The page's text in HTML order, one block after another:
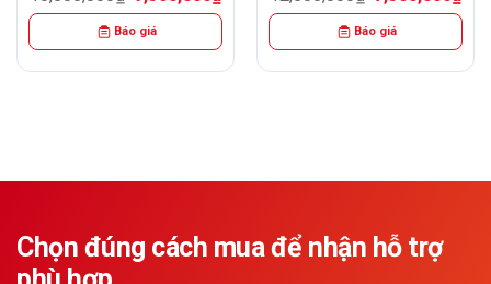
gốc
là:
13,500,000₫.
hiện
tại
9,500,000₫.
Báo giá
gốc
là:
12,500,000₫.
hiện
tại
Báo giá
Chọn đúng cách mua để nhận hỗ trợ